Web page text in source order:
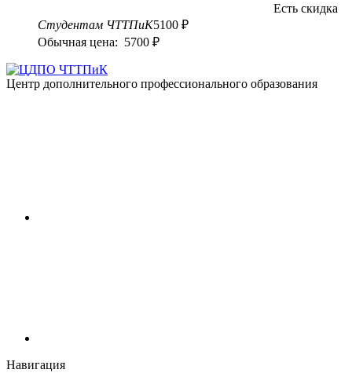
Есть скидка
Студентам ЧТТПиК5100 ₽
Обычная цена: 5700 ₽
Центр дополнительного профессионального образования
Навигация